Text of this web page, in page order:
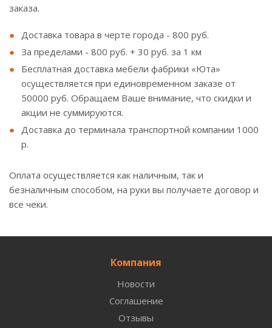
заказа.
Доставка товара в черте города - 800 руб.
За пределами - 800 руб. + 30 руб. за 1 км
Бесплатная доставка мебели фабрики «Юта»
осуществляется при единовременном заказе от
50000 руб. Обращаем Ваше внимание, что скидки и
акции не суммируются.
Доставка до терминала транспортной компании 1000
р.
Оплата осуществляется как наличным, так и
безналичным способом, на руки вы получаете договор и
все чеки.
Компания
Новости
Соглашение
Отзывы